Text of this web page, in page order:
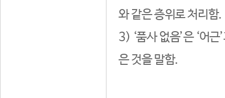
와 같은 층위로 처리함.
3) ‘품사 없음’은 ‘어
은 것을 말함.